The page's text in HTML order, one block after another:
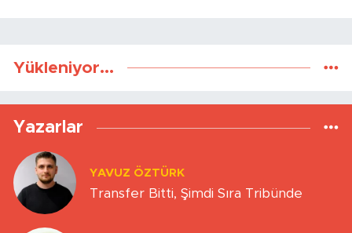
Yükleniyor...
Yazarlar
YAVUZ ÖZTÜRK
Transfer Bitti, Şimdi Sıra Tribünde